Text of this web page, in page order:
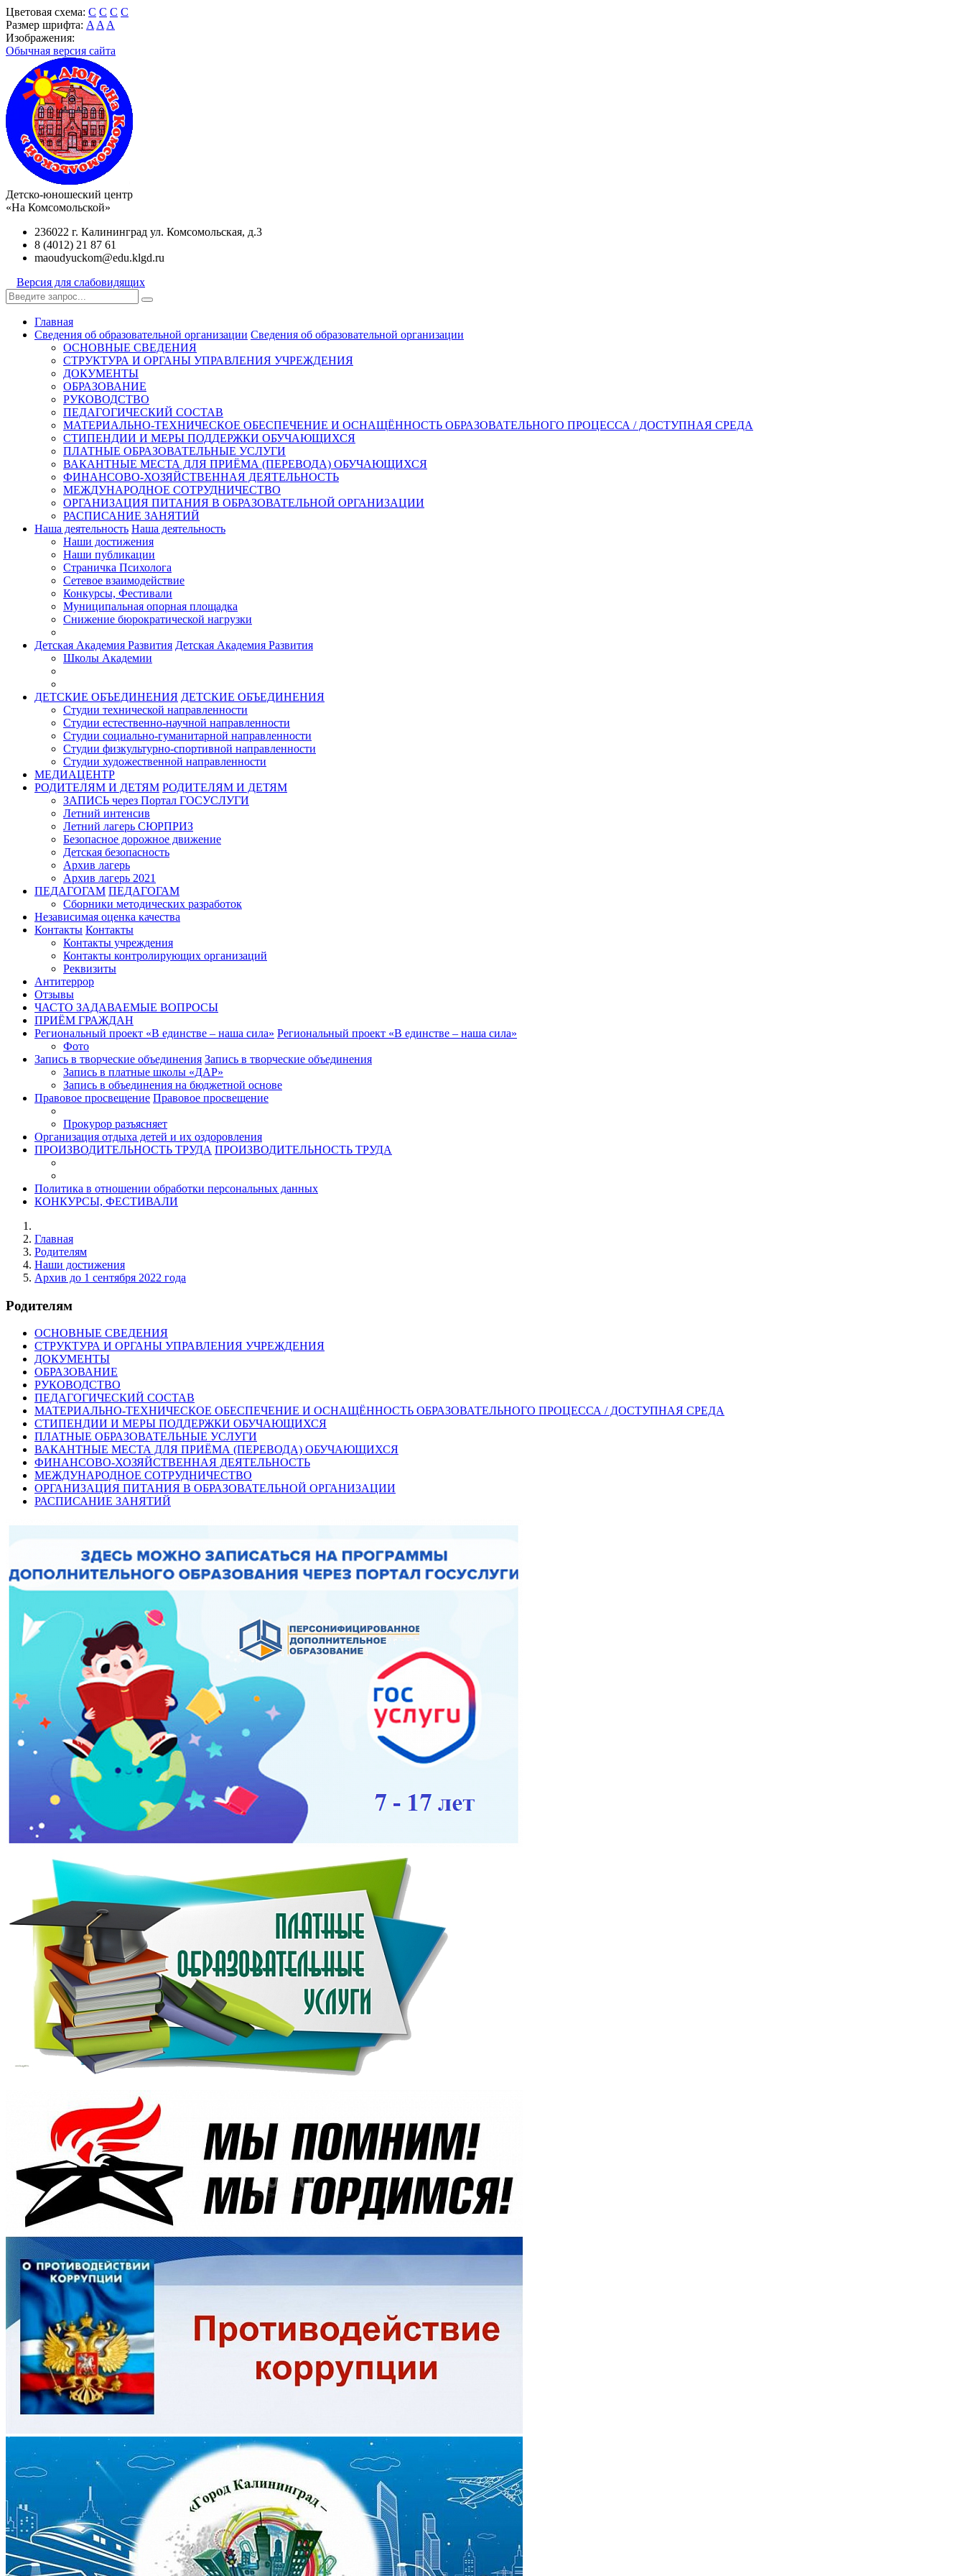
Цветовая схема: C C C C
Размер шрифта: A A A
Изображения:
Обычная версия сайта
Детско-юношеский центр
«На Комсомольской»
236022 г. Калининград ул. Комсомольская, д.3
8 (4012) 21 87 61
maoudyuckom@edu.klgd.ru
Версия для слабовидящих
Главная
Сведения об образовательной организации Сведения об образовательной организации
ОСНОВНЫЕ СВЕДЕНИЯ
СТРУКТУРА И ОРГАНЫ УПРАВЛЕНИЯ УЧРЕЖДЕНИЯ
ДОКУМЕНТЫ
ОБРАЗОВАНИЕ
РУКОВОДСТВО
ПЕДАГОГИЧЕСКИЙ СОСТАВ
МАТЕРИАЛЬНО-ТЕХНИЧЕСКОЕ ОБЕСПЕЧЕНИЕ И ОСНАЩЁННОСТЬ ОБРАЗОВАТЕЛЬНОГО ПРОЦЕССА / ДОСТУПНАЯ СРЕДА
СТИПЕНДИИ И МЕРЫ ПОДДЕРЖКИ ОБУЧАЮЩИХСЯ
ПЛАТНЫЕ ОБРАЗОВАТЕЛЬНЫЕ УСЛУГИ
ВАКАНТНЫЕ МЕСТА ДЛЯ ПРИЁМА (ПЕРЕВОДА) ОБУЧАЮЩИХСЯ
ФИНАНСОВО-ХОЗЯЙСТВЕННАЯ ДЕЯТЕЛЬНОСТЬ
МЕЖДУНАРОДНОЕ СОТРУДНИЧЕСТВО
ОРГАНИЗАЦИЯ ПИТАНИЯ В ОБРАЗОВАТЕЛЬНОЙ ОРГАНИЗАЦИИ
РАСПИСАНИЕ ЗАНЯТИЙ
Наша деятельность Наша деятельность
Наши достижения
Наши публикации
Страничка Психолога
Сетевое взаимодействие
Конкурсы, Фестивали
Муниципальная опорная площадка
Снижение бюрократической нагрузки
Детская Академия Развития Детская Академия Развития
Школы Академии
ДЕТСКИЕ ОБЪЕДИНЕНИЯ ДЕТСКИЕ ОБЪЕДИНЕНИЯ
Студии технической направленности
Студии естественно-научной направленности
Студии социально-гуманитарной направленности
Студии физкультурно-спортивной направленности
Студии художественной направленности
МЕДИАЦЕНТР
РОДИТЕЛЯМ И ДЕТЯМ РОДИТЕЛЯМ И ДЕТЯМ
ЗАПИСЬ через Портал ГОСУСЛУГИ
Летний интенсив
Летний лагерь СЮРПРИЗ
Безопасное дорожное движение
Детская безопасность
Архив лагерь
Архив лагерь 2021
ПЕДАГОГАМ ПЕДАГОГАМ
Сборники методических разработок
Независимая оценка качества
Контакты Контакты
Контакты учреждения
Контакты контролирующих организаций
Реквизиты
Антитеррор
Отзывы
ЧАСТО ЗАДАВАЕМЫЕ ВОПРОСЫ
ПРИЁМ ГРАЖДАН
Региональный проект «В единстве – наша сила» Региональный проект «В единстве – наша сила»
Фото
Запись в творческие объединения Запись в творческие объединения
Запись в платные школы «ДАР»
Запись в объединения на бюджетной основе
Правовое просвещение Правовое просвещение
Прокурор разъясняет
Организация отдыха детей и их оздоровления
ПРОИЗВОДИТЕЛЬНОСТЬ ТРУДА ПРОИЗВОДИТЕЛЬНОСТЬ ТРУДА
Политика в отношении обработки персональных данных
КОНКУРСЫ, ФЕСТИВАЛИ
Главная
Родителям
Наши достижения
Архив до 1 сентября 2022 года
Родителям
ОСНОВНЫЕ СВЕДЕНИЯ
СТРУКТУРА И ОРГАНЫ УПРАВЛЕНИЯ УЧРЕЖДЕНИЯ
ДОКУМЕНТЫ
ОБРАЗОВАНИЕ
РУКОВОДСТВО
ПЕДАГОГИЧЕСКИЙ СОСТАВ
МАТЕРИАЛЬНО-ТЕХНИЧЕСКОЕ ОБЕСПЕЧЕНИЕ И ОСНАЩЁННОСТЬ ОБРАЗОВАТЕЛЬНОГО ПРОЦЕССА / ДОСТУПНАЯ СРЕДА
СТИПЕНДИИ И МЕРЫ ПОДДЕРЖКИ ОБУЧАЮЩИХСЯ
ПЛАТНЫЕ ОБРАЗОВАТЕЛЬНЫЕ УСЛУГИ
ВАКАНТНЫЕ МЕСТА ДЛЯ ПРИЁМА (ПЕРЕВОДА) ОБУЧАЮЩИХСЯ
ФИНАНСОВО-ХОЗЯЙСТВЕННАЯ ДЕЯТЕЛЬНОСТЬ
МЕЖДУНАРОДНОЕ СОТРУДНИЧЕСТВО
ОРГАНИЗАЦИЯ ПИТАНИЯ В ОБРАЗОВАТЕЛЬНОЙ ОРГАНИЗАЦИИ
РАСПИСАНИЕ ЗАНЯТИЙ